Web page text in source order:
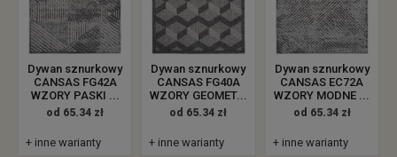
Dywan sznurkowy
CANSAS FG42A
WZORY PASKI ...
od 65.34 zł
+ inne warianty
Dywan sznurkowy
CANSAS FG40A
WZORY GEOMET...
od 65.34 zł
+ inne warianty
Dywan sznurkowy
CANSAS EC72A
WZORY MODNE ...
od 65.34 zł
+ inne warianty